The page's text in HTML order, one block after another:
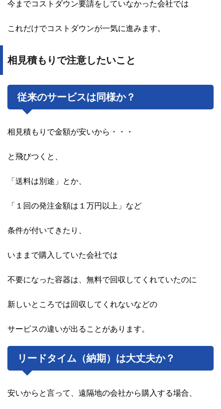
今までコストダウン要請をしていなかった会社では
これだけでコストダウンが一気に進みます。
相見積もりで注意したいこと
従来のサービスは同様か？
相見積もりで金額が安いから・・・
と飛びつくと、
「送料は別途」とか、
「１回の発注金額は１万円以上」など
条件が付いてきたり、
いままで購入していた会社では
不要になった容器は、無料で回収してくれていたのに
新しいところでは回収してくれないなどの
サービスの違いが出ることがあります。
リードタイム（納期）は大丈夫か？
安いからと言って、遠隔地の会社から購入する場合、